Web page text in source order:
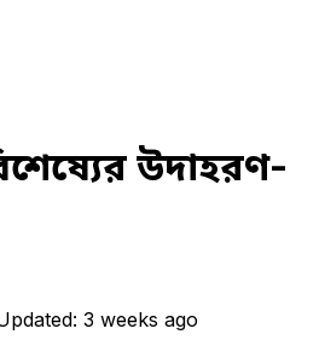
উদাহরণ-
3 weeks ago